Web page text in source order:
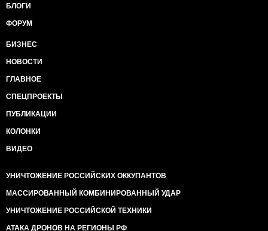
БЛОГИ
ФОРУМ
БИЗНЕС
НОВОСТИ
ГЛАВНОЕ
СПЕЦПРОЕКТЫ
ПУБЛИКАЦИИ
КОЛОНКИ
ВИДЕО
УНИЧТОЖЕНИЕ РОССИЙСКИХ ОККУПАНТОВ
МАССИРОВАННЫЙ КОМБИНИРОВАННЫЙ УДАР
УНИЧТОЖЕНИЕ РОССИЙСКОЙ ТЕХНИКИ
АТАКА ДРОНОВ НА РЕГИОНЫ РФ